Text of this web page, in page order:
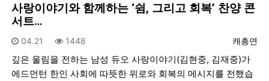
사랑이야기와 함께하는 ‘쉼, 그리고 회복’ 찬양 콘
서트…
등록자
캐총연
등록일
04.21 조회
1448
깊은 울림을 전하는 남성 듀오 사랑이야기(김현중, 김재중)가
에드먼턴 한인 사회에 따뜻한 위로와 회복의 메시지를 전했습